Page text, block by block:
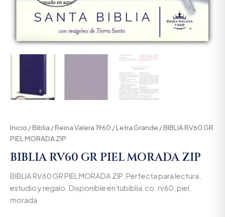
Inicio /Biblia /Reina Valera 1960 /Letra Grande / BIBLIA RV60 GR
PIEL MORADA ZIP
BIBLIA RV60 GR PIEL MORADA ZIP
BIBLIA RV60 GR PIEL MORADA ZIP. Perfecta para lectura,
estudio y regalo. Disponible en tubiblia.co. rv60, piel,
morada